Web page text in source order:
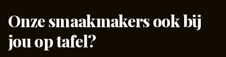
Onze smaakmakers ook bij
jou op tafel?